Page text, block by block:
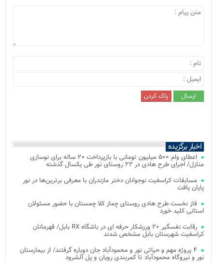
اخبار برگزیده
اعطای وام ۵۰۰ میلیون تومانی با بازپرداخت ۲۰ ساله برای نوسازی
منازل/ اجرای طرح هادی در ۲۲ روستای نور طی یکسال گذشته
مسابقات کراسفیت نوجوانان دختر مازندران با معرفی برترین‌ها در نور
پایان یافت
فاز نخست طرح هادی روستای چماز کلا چمستان با حضور مسئولان
استانی کلید خورد
رقابت نفسگیر ۲۰ ورزشکار حرفه ای در باشگاه RX بابل/ قهرمانان
کراسفیت شهرستان بابل مشخص شدند
۴ پروژه مهم و حیاتی نور و محمودآباد جان دوباره گرفتند/ از بیمارستان
نور و نیروگاه محمودآباد تا کمربندی رویان و پل آلشرود